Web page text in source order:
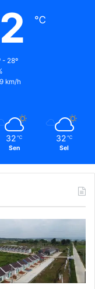
℃
- 28º
km/h
32 ℃
Sen
32 ℃
Sel